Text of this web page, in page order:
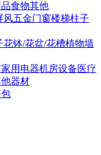
食物其他
风五金门窗楼梯柱子
花钵/花盆/花槽植物墙
家用电器机房设备医疗
器材